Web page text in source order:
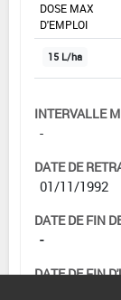
DOSE MAX
D'EMPLOI
15 L/ha
INTERVALLE
-
DATE DE
01/11/1992
DATE DE FIN
-
DATE DE FIN